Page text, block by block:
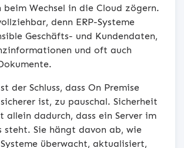
beim Wechsel in die Cloud zögern.
denn ERP-Systeme
Geschäfts- und Kundendaten,
und oft auch
der Schluss, dass On Premise
ist, zu pauschal. Sicherheit
allein dadurch, dass ein Server im
steht. Sie hängt davon ab, wie
überwacht, aktualisiert,